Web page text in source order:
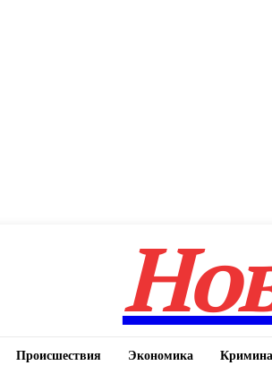
Происшествия Экономика